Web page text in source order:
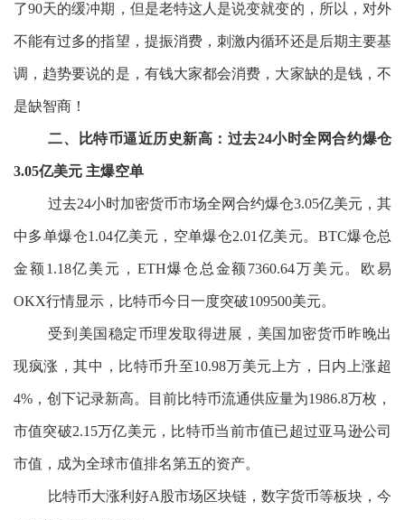
了90天的缓冲期，但是老特这人是说变就变的，所以，对外
不能有过多的指望，提振消费，刺激内循环还是后期主要基
调，趋势要说的是，有钱大家都会消费，大家缺的是钱，不
是缺智商！
二、比特币逼近历史新高：过去24小时全网合约爆仓
3.05亿美元 主爆空单
过去24小时加密货币市场全网合约爆仓3.05亿美元，其
中多单爆仓1.04亿美元，空单爆仓2.01亿美元。BTC爆仓总
金额1.18亿美元，ETH爆仓总金额7360.64万美元。欧易
OKX行情显示，比特币今日一度突破109500美元。
受到美国稳定币理发取得进展，美国加密货币昨晚出
现疯涨，其中，比特币升至10.98万美元上方，日内上涨超
4%，创下记录新高。目前比特币流通供应量为1986.8万枚，
市值突破2.15万亿美元，比特币当前市值已超过亚马逊公司
市值，成为全球市值排名第五的资产。
比特币大涨利好A股市场区块链，数字货币等板块，今